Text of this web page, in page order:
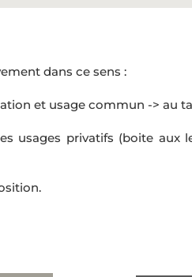
dans ce sens :
et usage commun -> au
usages privatifs (boite aux